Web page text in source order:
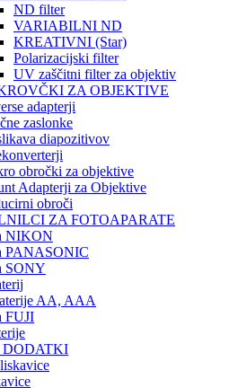
ND filter
VARIABILNI ND
KREATIVNI (Star)
Polarizacijski filter
UV zaščitni filter za objektiv
ZA OBJEKTIVE
adapterji
zaslonke
diapozitivov
obročki za objektive
Adapterji za Objektive
obroči
ZA FOTOAPARATE
NIKON
PANASONIC
SONY
AA, AAA
FUJI